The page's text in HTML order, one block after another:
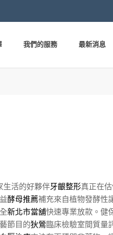
我們的服務 最新消息
生活的好夥伴牙齦整形真正在
酵母推薦補充來自植物發酵性
新北市當舖快速專業放款。健
節目的狄鶯臨床檢驗室間質量